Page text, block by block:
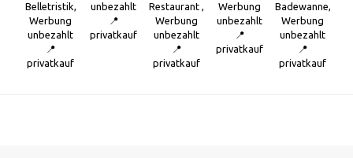
Belletristik,
Werbung
unbezahlt
📍
privatkauf
unbezahlt
📍
privatkauf
Restaurant ,
Werbung
unbezahlt
📍
privatkauf
Werbung
unbezahlt
📍
privatkauf
Badewanne,
Werbung
unbezahlt
📍
privatkauf